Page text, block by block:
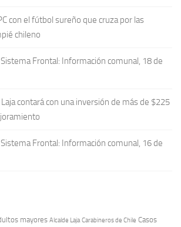
con el fútbol sureño que cruza por las
chileno
Sistema Frontal: Información comunal, 18 de
contará con una inversión de más de $225
Sistema Frontal: Información comunal, 16 de
mayores Alcalde Laja Carabineros de Chile Casos